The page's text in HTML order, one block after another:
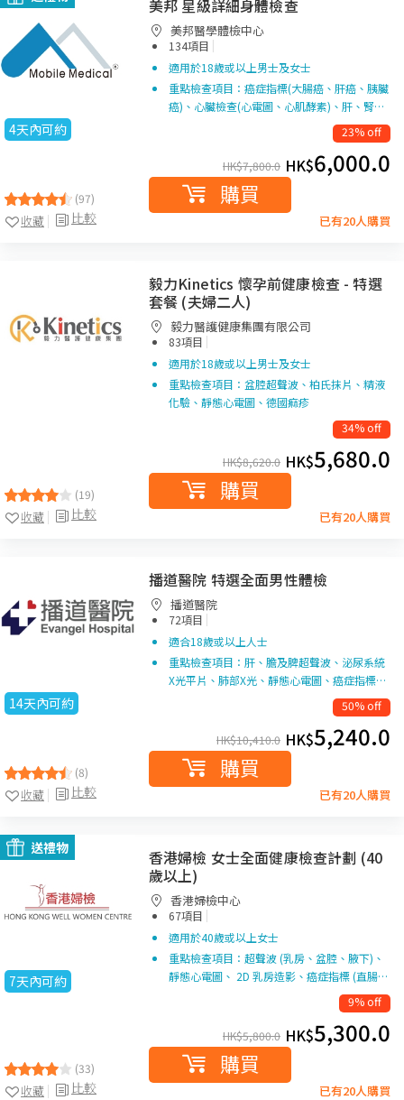
4天內可約
(97)
比較
收藏
美邦 星級詳細身體檢查
美邦醫學體檢中心
134項目 |
適用於18歲或以上男士及女士
重點檢查項目：癌症指標(大腸癌、肝癌、胰臟
癌)、心臟檢查(心電圖、心肌酵素)、肝、腎…
23% off
HK$7,800.0 HK$6,000.0
購買
已有20人購買
(19)
比較
收藏
毅力Kinetics 懷孕前健康檢查 - 特選
套餐 (夫婦二人)
毅力醫護健康集團有限公司
83項目 |
適用於18歲或以上男士及女士
重點檢查項目：盆腔超聲波、柏氏抹片、精液
化驗、靜態心電圖、德國痲疹
34% off
HK$8,620.0 HK$5,680.0
購買
已有20人購買
14天內可約
(8)
比較
收藏
播道醫院 特選全面男性體檢
播道醫院
72項目 |
適合18歲或以上人士
重點檢查項目：肝、膽及脾超聲波、泌尿系統
X光平片、肺部X光、靜態心電圖、癌症指標…
50% off
HK$10,410.0 HK$5,240.0
購買
已有20人購買
送禮物
7天內可約
(33)
比較
收藏
香港婦檢 女士全面健康檢查計劃 (40
歲以上)
香港婦檢中心
67項目 |
適用於40歲或以上女士
重點檢查項目：超聲波 (乳房、盆腔、腋下)、
靜態心電圖、 2D 乳房造影、癌症指標 (直腸…
9% off
HK$5,800.0 HK$5,300.0
購買
已有20人購買